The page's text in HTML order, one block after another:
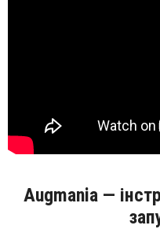
Augmania —